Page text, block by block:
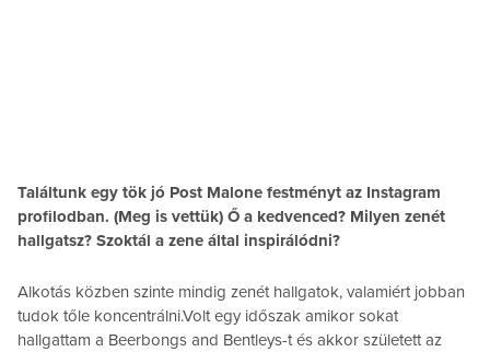
Találtunk egy tök jó Post Malone festményt az Instagram
profilodban. (Meg is vettük) Ő a kedvenced? Milyen zenét
hallgatsz? Szoktál a zene által inspirálódni?
Alkotás közben szinte mindig zenét hallgatok, valamiért jobban
tudok tőle koncentrálni.Volt egy időszak amikor sokat
hallgattam a Beerbongs and Bentleys-t és akkor született az